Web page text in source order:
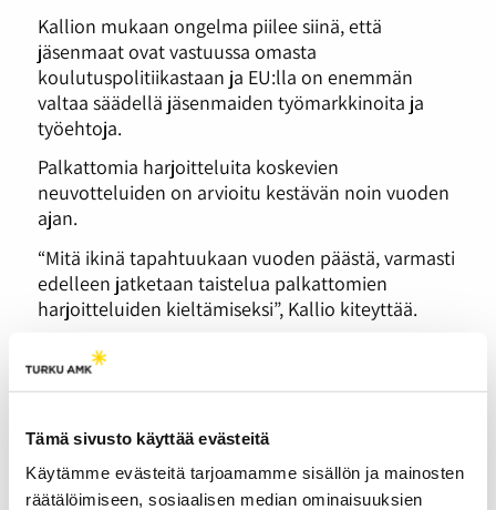
Tämä sivusto käyttää evästeitä
Käytämme evästeitä tarjoamamme sisällön ja mainosten
räätälöimiseen, sosiaalisen median ominaisuuksien
Kallion mukaan ongelma piilee siinä, että
jäsenmaat ovat vastuussa omasta
koulutuspolitiikastaan ja EU:lla on enemmän
valtaa säädellä jäsenmaiden työmarkkinoita ja
työehtoja.
Palkattomia harjoitteluita koskevien
neuvotteluiden on arvioitu kestävän noin vuoden
ajan.
“Mitä ikinä tapahtuukaan vuoden päästä, varmasti
edelleen jatketaan taistelua palkattomien
harjoitteluiden kieltämiseksi”, Kallio kiteyttää.
Tutka Pro on osa Turun Ammattikorkeakoulua.